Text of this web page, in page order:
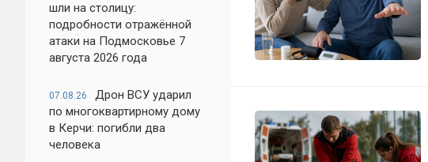
шли на столицу:
подробности отражённой
атаки на Подмосковье 7
августа 2026 года
07.08.26
Дрон ВСУ ударил
по многоквартирному дому
в Керчи: погибли два
человека